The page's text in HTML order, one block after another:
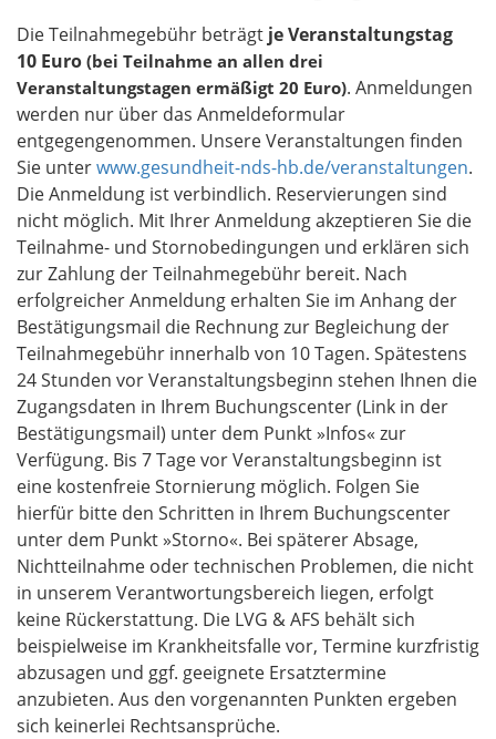
Die Teilnahmegebühr beträgt je Veranstaltungstag
10 Euro (bei Teilnahme an allen drei
Veranstaltungstagen ermäßigt 20 Euro). Anmeldungen
werden nur über das Anmeldeformular
entgegengenommen. Unsere Veranstaltungen finden
Sie unterwww.gesundheit-nds-hb.de/veranstaltungen.
Die Anmeldung ist verbindlich. Reservierungen sind
nicht möglich. Mit Ihrer Anmeldung akzeptieren Sie die
Teilnahme- und Stornobedingungen und erklären sich
zur Zahlung der Teilnahmegebühr bereit. Nach
erfolgreicher Anmeldung erhalten Sie im Anhang der
Bestätigungsmail die Rechnung zur Begleichung der
Teilnahmegebühr innerhalb von 10 Tagen. Spätestens
24 Stunden vor Veranstaltungsbeginn stehen Ihnen die
Zugangsdaten in Ihrem Buchungscenter (Link in der
Bestätigungsmail) unter dem Punkt »Infos« zur
Verfügung. Bis 7 Tage vor Veranstaltungsbeginn ist
eine kostenfreie Stornierung möglich. Folgen Sie
hierfür bitte den Schritten in Ihrem Buchungscenter
unter dem Punkt»Storno«. Bei späterer Absage,
Nichtteilnahme oder technischen Problemen, die nicht
in unserem Verantwortungsbereich liegen, erfolgt
keine Rückerstattung. Die LVG & AFS behält sich
beispielweise im Krankheitsfalle vor, Termine kurzfristig
abzusagen und ggf. geeignete Ersatztermine
anzubieten. Aus den vorgenannten Punkten ergeben
sich keinerlei Rechtsansprüche.